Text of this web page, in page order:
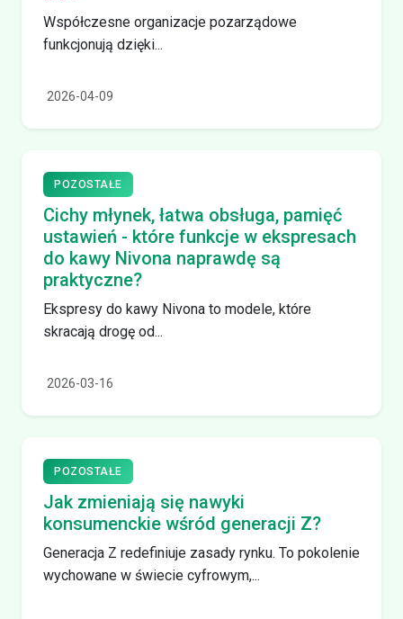
Współczesne organizacje pozarządowe
funkcjonują dzięki...
2026-04-09
POZOSTAŁE
Cichy młynek, łatwa obsługa, pamięć
ustawień - które funkcje w ekspresach
do kawy Nivona naprawdę są
praktyczne?
Ekspresy do kawy Nivona to modele, które
skracają drogę od...
2026-03-16
POZOSTAŁE
Jak zmieniają się nawyki
konsumenckie wśród generacji Z?
Generacja Z redefiniuje zasady rynku. To pokolenie
wychowane w świecie cyfrowym,...